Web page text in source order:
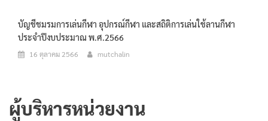
บัญชีชมรมการเล่นกีฬา อุปกรณ์กีฬา และสถิติการเล่นใช้ลานกีฬา
ประจำปีงบประมาณ พ.ศ.2566
16 ตุลาคม 2566 mutchalin
ผู้บริหารหน่วยงาน